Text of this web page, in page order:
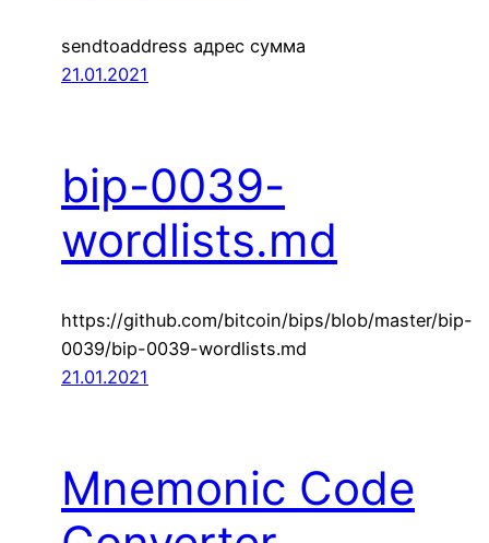
sendtoaddress адрес сумма
21.01.2021
bip-0039-
wordlists.md
https://github.com/bitcoin/bips/blob/master/bip-
0039/bip-0039-wordlists.md
21.01.2021
Mnemonic Code